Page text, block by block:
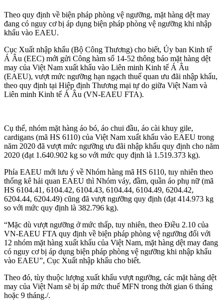
Theo quy định về biện pháp phòng vệ ngưỡng, mặt hàng dệt may
đang có nguy cơ bị áp dụng biện pháp phòng vệ ngưỡng khi nhập
khẩu vào EAEU.
Cục Xuất nhập khẩu (Bộ Công Thương) cho biết, Ủy ban Kinh tế
Á Âu (EEC) mới gửi Công hàm số 14-52 thông báo mặt hàng dệt
may của Việt Nam xuất khẩu vào Liên minh Kinh tế Á Âu
(EAEU), vượt mức ngưỡng hạn ngạch thuế quan ưu đãi nhập khẩu,
theo quy định tại Hiệp định Thương mại tự do giữa Việt Nam và
Liên minh Kinh tế Á Âu (VN-EAEU FTA).
Cụ thể, nhóm mặt hàng áo bó, áo chui đầu, áo cài khuy gile,
cardigans (mã HS 6110) của Việt Nam xuất khẩu vào EAEU trong
năm 2020 đã vượt mức ngưỡng ưu đãi nhập khẩu quy định cho năm
2020 (đạt 1.640.902 kg so với mức quy định là 1.519.373 kg).
Phía EAEU mới lưu ý về Nhóm hàng mã HS 6110, tuy nhiên theo
thống kê hải quan EAEU thì Nhóm váy, đầm, quần áo phụ nữ (mã
HS 6104.41, 6104.42, 6104.43, 6104.44, 6104.49, 6204.42,
6204.44, 6204.49) cũng đã vượt ngưỡng quy định (đạt 414.973 kg
so với mức quy định là 382.796 kg).
“Mặc dù vượt ngưỡng ở mức thấp, tuy nhiên, theo Điều 2.10 của
VN-EAEU FTA quy định về biện pháp phòng vệ ngưỡng đối với
12 nhóm mặt hàng xuất khẩu của Việt Nam, mặt hàng dệt may đang
có nguy cơ bị áp dụng biện pháp phòng vệ ngưỡng khi nhập khẩu
vào EAEU”, Cục Xuất nhập khẩu cho biết.
Theo đó, tùy thuộc lượng xuất khẩu vượt ngưỡng, các mặt hàng dệt
may của Việt Nam sẽ bị áp mức thuế MFN trong thời gian 6 tháng
hoặc 9 tháng./.